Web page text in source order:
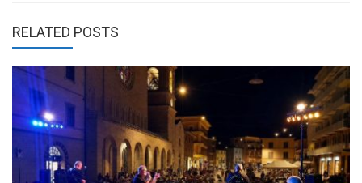
RELATED POSTS